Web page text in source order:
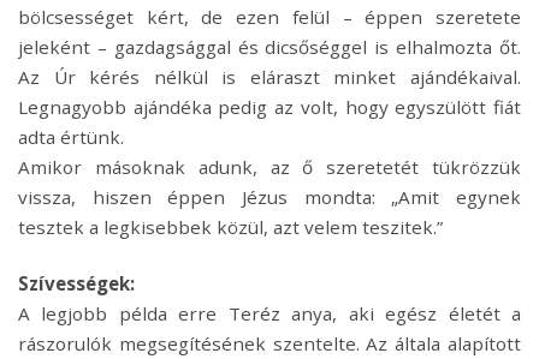
bölcsességet kért, de ezen felül – éppen szeretete
jeleként – gazdagsággal és dicsőséggel is elhalmozta őt.
Az Úr kérés nélkül is eláraszt minket ajándékaival.
Legnagyobb ajándéka pedig az volt, hogy egyszülött fiát
adta értünk.
Amikor másoknak adunk, az ő szeretetét tükrözzük
vissza, hiszen éppen Jézus mondta: „Amit egynek
tesztek a legkisebbek közül, azt velem teszitek.”
Szívességek:
A legjobb példa erre Teréz anya, aki egész életét a
rászorulók megsegítésének szentelte. Az általa alapított